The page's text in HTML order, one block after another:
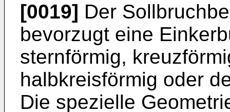
[0019] Der
bevorzugt eine
sternförmig,
halbkreisförmig oder
Die spezielle